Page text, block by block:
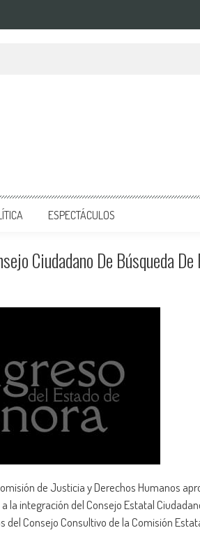
ESPECTÁCULOS
Ciudadano De Búsqueda
de Justicia y Derechos Humanos
la integración del Consejo Estatal
Consejo Consultivo de la Comisión